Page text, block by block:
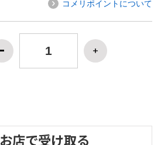
コメリポイントについて
お店で受け取る